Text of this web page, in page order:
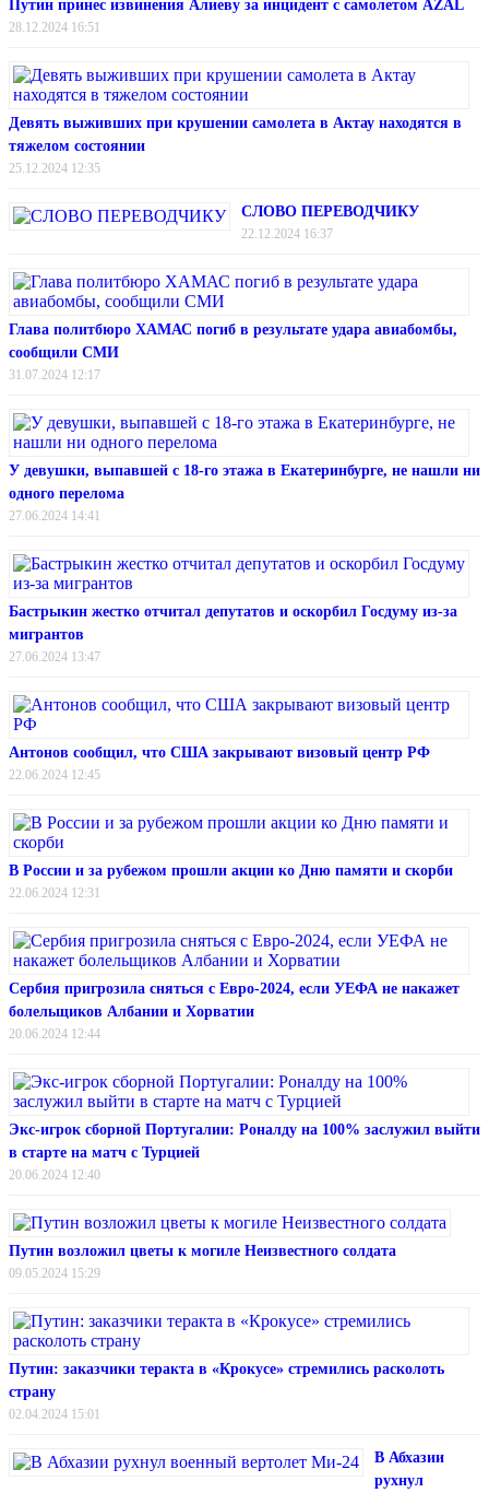
Путин принес извинения Алиеву за инцидент с самолетом AZAL
28.12.2024 16:51
Девять выживших при крушении самолета в Актау находятся в
тяжелом состоянии
25.12.2024 12:35
СЛОВО ПЕРЕВОДЧИКУ
22.12.2024 16:37
Глава политбюро ХАМАС погиб в результате удара авиабомбы,
сообщили СМИ
31.07.2024 12:17
У девушки, выпавшей с 18-го этажа в Екатеринбурге, не нашли ни
одного перелома
27.06.2024 14:41
Бастрыкин жестко отчитал депутатов и оскорбил Госдуму из-за
мигрантов
27.06.2024 13:47
Антонов сообщил, что США закрывают визовый центр РФ
22.06.2024 12:45
В России и за рубежом прошли акции ко Дню памяти и скорби
22.06.2024 12:31
Сербия пригрозила сняться с Евро-2024, если УЕФА не накажет
болельщиков Албании и Хорватии
20.06.2024 12:44
Экс-игрок сборной Португалии: Роналду на 100% заслужил выйти
в старте на матч с Турцией
20.06.2024 12:40
Путин возложил цветы к могиле Неизвестного солдата
09.05.2024 15:29
Путин: заказчики теракта в «Крокусе» стремились расколоть
страну
02.04.2024 15:01
В Абхазии
рухнул